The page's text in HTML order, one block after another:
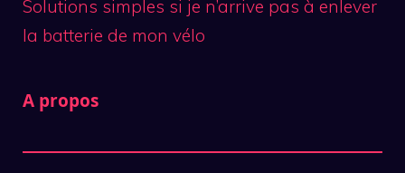
Solutions simples si je n’arrive pas à enlever
la batterie de mon vélo
A propos